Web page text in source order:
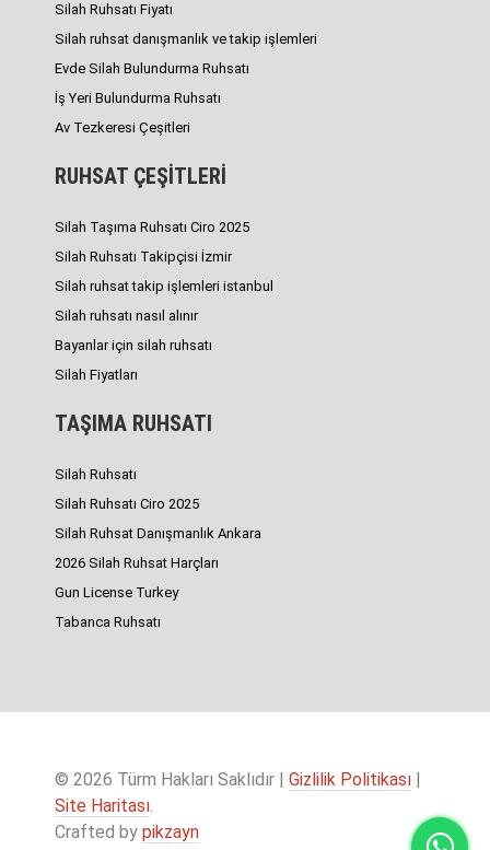
Silah Ruhsatı Fiyatı
Silah ruhsat danışmanlık ve takip işlemleri
Evde Silah Bulundurma Ruhsatı
İş Yeri Bulundurma Ruhsatı
Av Tezkeresi Çeşitleri
RUHSAT ÇEŞİTLERİ
Silah Taşıma Ruhsatı Ciro 2025
Silah Ruhsatı Takipçisi İzmir
Silah ruhsat takip işlemleri istanbul
Silah ruhsatı nasıl alınır
Bayanlar için silah ruhsatı
Silah Fiyatları
TAŞIMA RUHSATI
Silah Ruhsatı
Silah Ruhsatı Ciro 2025
Silah Ruhsat Danışmanlık Ankara
2026 Silah Ruhsat Harçları
Gun License Turkey
Tabanca Ruhsatı
© 2026 Türm Hakları Saklıdır | Gizlilik Politikası
Site Haritası.
Crafted by pikzayn